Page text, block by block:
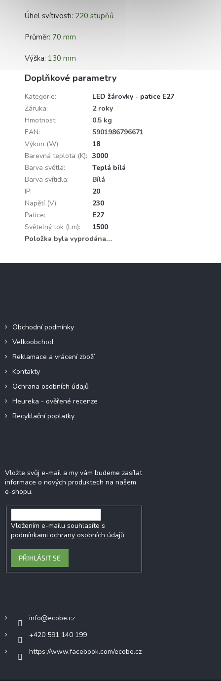
Úhel svítivosti: 220 stupňů
Průměr: 70 mm
Výška: 130 mm
Doplňkové parametry
Kategorie:
LED žárovky - patice E27
Záruka:
2 roky
Hmotnost:
0.5 kg
EAN:
5901986796671
Výkon (W):
18
Barevná teplota (K): 3000
Barva světla:
Teplá bílá
Barva svítidla:
Bílá
IP:
20
Napětí (V):
230
Patice:
E27
Světelný tok (Lm):
1500
Položka byla vyprodána…
Obchodní podmínky
Velkoobchod
Reklamace a vrácení zboží
Kontakty
Ochrana osobních údajů
Heureka - ověřené recenze
Recyklační poplatky
Vložte svůj e-mail a my vám budeme zasílat
informace o nových produktech na našem
e-shopu.
Vložením e-mailu souhlasíte s
podmínkami ochrany osobních údajů
PŘIHLÁSIT SE
info@ecobe.cz
+420 591 140 199
https://www.facebook.com/ecobe.cz